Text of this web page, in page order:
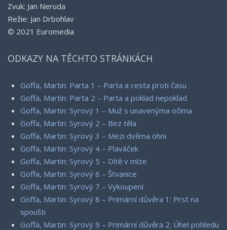
Zvuk: Jan Neruda
Režie: Jan Drbohlav
© 2021 Euromedia
ODKAZY NA TĚCHTO STRÁNKÁCH
Goffa, Martin: Parta 1 – Parta a cesta proti času
Goffa, Martin: Parta 2 – Parta a poklad nepoklad
Goffa, Martin: Syrový 1 – Muž s unavenýma očima
Goffa, Martin: Syrový 2 – Bez těla
Goffa, Martin: Syrový 3 – Mezi dvěma ohni
Goffa, Martin: Syrový 4 – Plaváček
Goffa, Martin: Syrový 5 – Dítě v mlze
Goffa, Martin: Syrový 6 – Štvanice
Goffa, Martin: Syrový 7 – Vykoupení
Goffa, Martin: Syrový 8 – Primární důvěra 1: Prst na
spoušti
Goffa, Martin: Syrový 9 – Primární důvěra 2: Úhel pohledu